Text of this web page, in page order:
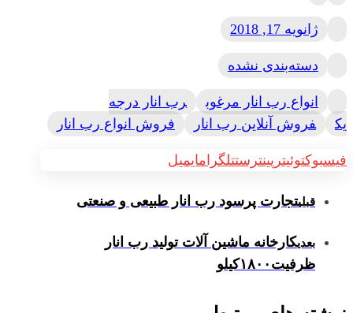
ژانویه 17, 2018
دسته‌بندی نشده
انواع رب انار مرغوب
رب انار درجه
یک
فروش آنلاین رب انار فروش انواع رب انار
فیسبوکتوئیتر پینترستتلگرامایمیل
قبلیتجارت پرسود رب انار طبیعی و صنعتی
بعدیکارخانه ماشین آلات تولید رب انار
ظرفیت۱۸۰۰کیلو